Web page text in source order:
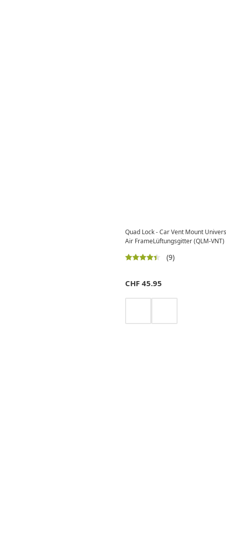
Quad Lock - Car Vent Mount
Air FrameLüftungsgitter (QLM-VNT)
(9)
CHF 45.95